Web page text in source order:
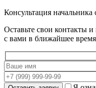
Консультация
Оставьте свои контакты
с вами в ближайшее время